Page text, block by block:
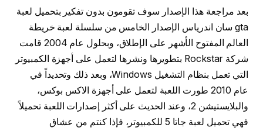
بعد مراجعة هذا الإصدار سوف تقومون بدون تفكير بتحميل لعبة
gta سان اندرياس الإصدار الخامس من سلسلة لعبة خريطة
العالم المفتوح الأشهر على الإطلاق، وبحلول عام 2004 قامت
شركة Rockstar بتطويرها ونشرها لتعمل على أجهزة الكمبيوتر
التي تعمل بنظام التشغيل Windows، وبعد ذلك وتحديداً في
عام 2010 طورت اللعبة لتعمل على أجهزة الاكس بوكس،
والبلايستيشن 2، وعند الحديث على أكثر إصدارات اللعبة تحميلاً
فهي تحميل لعبة جاتا 5 للكمبيوتر، فإذا كنتم من عشاق